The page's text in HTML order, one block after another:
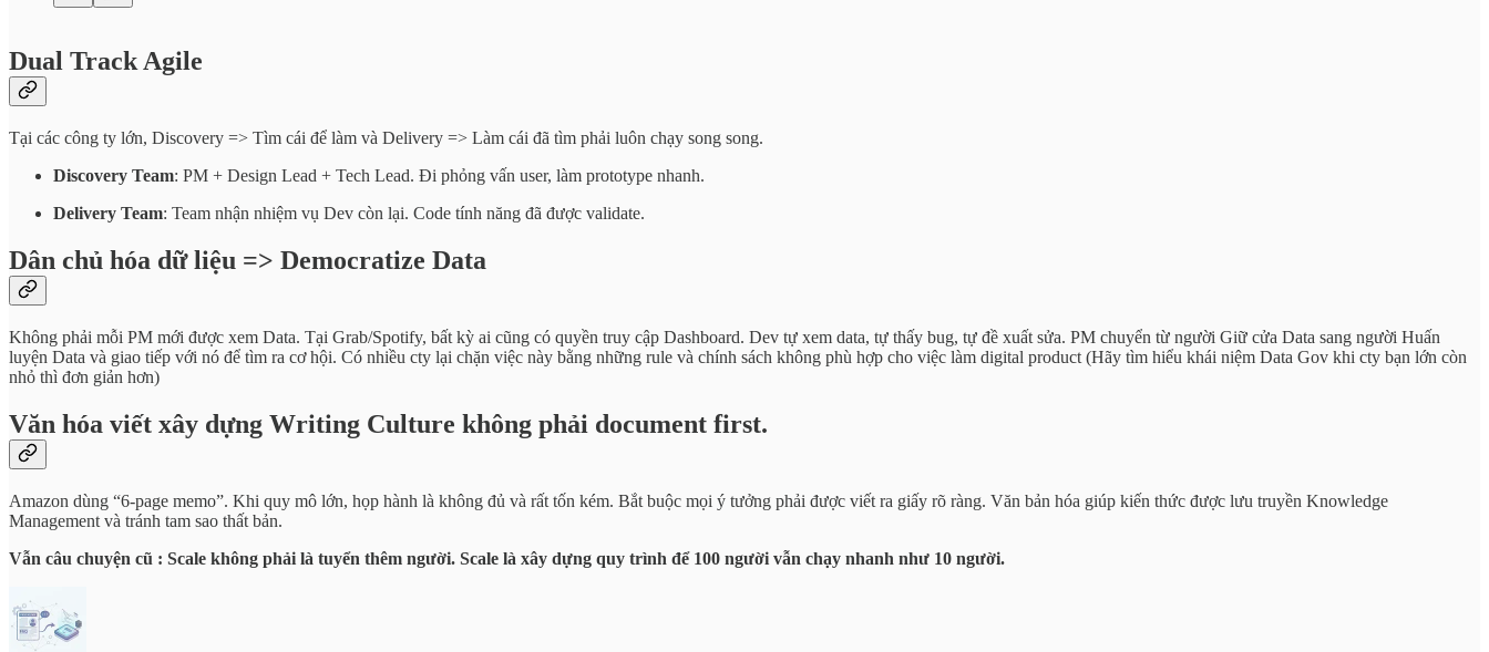
Dual Track Agile
Tại các công ty lớn, Discovery => Tìm cái để làm và Delivery => Làm cái đã tìm phải luôn chạy song song.
Discovery Team: PM + Design Lead + Tech Lead. Đi phỏng vấn user, làm prototype nhanh.
Delivery Team: Team nhận nhiệm vụ Dev còn lại. Code tính năng đã được validate.
Dân chủ hóa dữ liệu => Democratize Data
Không phải mỗi PM mới được xem Data. Tại Grab/Spotify, bất kỳ ai cũng có quyền truy cập Dashboard. Dev tự xem data, tự thấy bug, tự đề xuất sửa. PM chuyển từ người Giữ cửa Data sang người Huấn
luyện Data và giao tiếp với nó để tìm ra cơ hội. Có nhiều cty lại chặn việc này bằng những rule và chính sách không phù hợp cho việc làm digital product (Hãy tìm hiểu khái niệm Data Gov khi cty bạn lớn còn
nhỏ thì đơn giản hơn)
Văn hóa viết xây dựng Writing Culture không phải document first.
Amazon dùng “6-page memo”. Khi quy mô lớn, họp hành là không đủ và rất tốn kém. Bắt buộc mọi ý tưởng phải được viết ra giấy rõ ràng. Văn bản hóa giúp kiến thức được lưu truyền Knowledge
Management và tránh tam sao thất bản.
Vẫn câu chuyện cũ : Scale không phải là tuyển thêm người. Scale là xây dựng quy trình để 100 người vẫn chạy nhanh như 10 người.